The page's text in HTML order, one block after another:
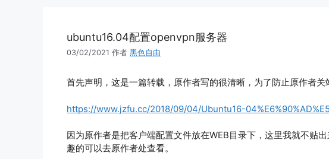
ubuntu16.04配置openvpn服务器
03/02/2021 作者 黑色自由
首先声明，这是一篇转载，原作者写的很清晰，为了防止原作者关
https://www.jzfu.cc/2018/09/04/Ubuntu16-
因为原作者是把客户端配置文件放在WEB目录下，这里我就不贴
趣的可以去原作者处查看。